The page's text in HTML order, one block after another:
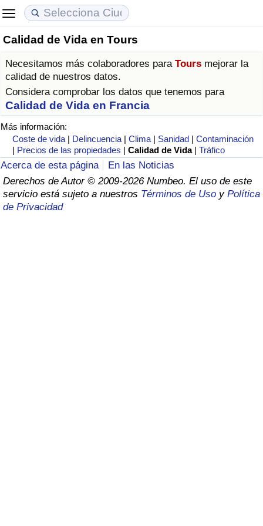
Calidad de Vida en Tours
Necesitamos más colaboradores para Tours mejorar la
calidad de nuestros datos.
Considera comprobar los datos que tenemos para
Calidad de Vida en Francia
Más información:
Coste de vida | Delincuencia |Clima | Sanidad |Contaminación
| Precios de las propiedades |Calidad de Vida |Tráfico
Acerca de esta página
En las Noticias
Derechos de Autor © 2009-2026 Numbeo. El uso de este
servicio está sujeto a nuestros Términos de Uso y Política
de Privacidad
Coste de vida
Índice de Costo de Vida (Actual)
Índice de Costo de Vida
Índice de costo de vida por país
en aqaba
Precios de las propiedades
Índice de Precios de Inmuebles (Actual)
Índice de Precios de Inmuebles
Índice de Precios de Inmuebles por País
Calidad de Vida
Índice de Calidad de Vida
Índice de Calidad de Vida (Actual)
Índice de calidad de vida por país
Delincuencia
Calificación del Índice de Criminalidad
(Actual)